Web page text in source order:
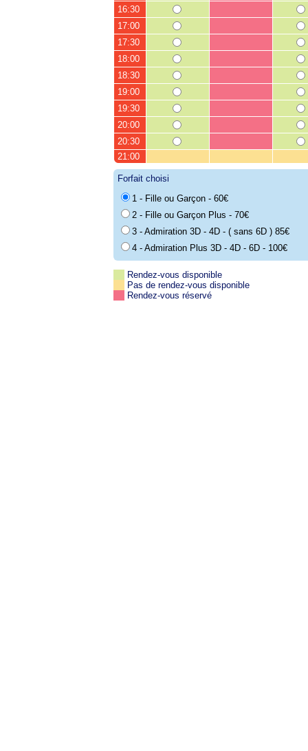
16:30
17:00
17:30
18:00
18:30
19:00
19:30
20:00
20:30
21:00
Forfait choisi
1 - Fille ou Garçon - 60€
2 - Fille ou Garçon Plus - 70€
3 - Admiration 3D - 4D - ( sans 6D ) 85€
4 - Admiration Plus 3D - 4D - 6D - 100€
Rendez-vous disponible
Pas de rendez-vous disponible
Rendez-vous réservé